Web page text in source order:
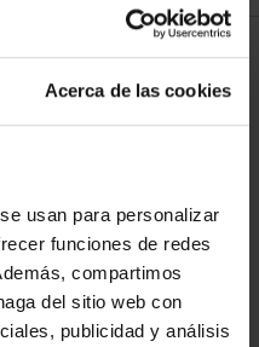
Acerca de las cookies
usan para personalizar
funciones de redes
compartimos
del sitio web con
publicidad y análisis